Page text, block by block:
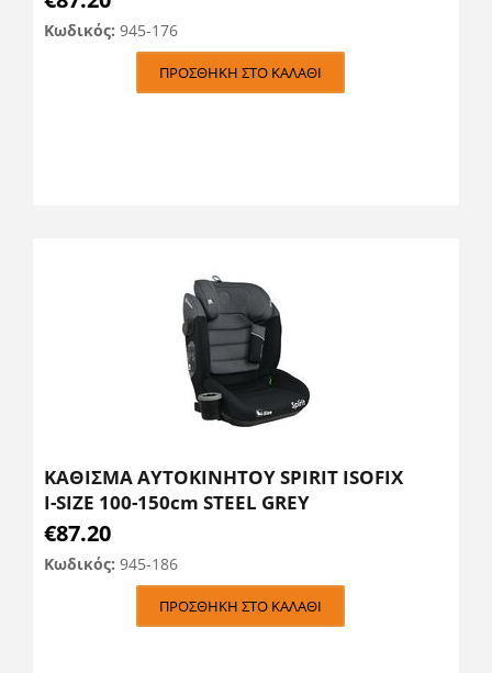
Κωδικός: 945-176
ΠΡΟΣΘΉΚΗ ΣΤΟ ΚΑΛΆΘΙ
ΚΑΘΙΣΜΑ ΑΥΤΟΚΙΝΗΤΟΥ SPIRIT ISOFIX
I-SIZE 100-150cm STEEL GREY
€87.20
Κωδικός: 945-186
ΠΡΟΣΘΉΚΗ ΣΤΟ ΚΑΛΆΘΙ